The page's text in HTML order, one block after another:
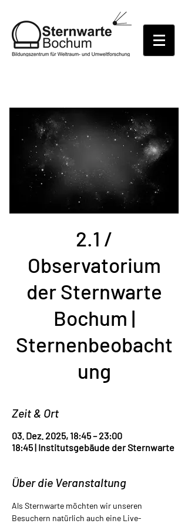
2.1 /
Observatorium
der Sternwarte
Bochum |
Sternenbeobacht
ung
Zeit & Ort
03. Dez. 2025, 18:45 – 23:00
18:45 | Institutsgebäude der Sternwarte
Über die Veranstaltung
Als Sternwarte möchten wir unseren
Besuchern natürlich auch eine Live-